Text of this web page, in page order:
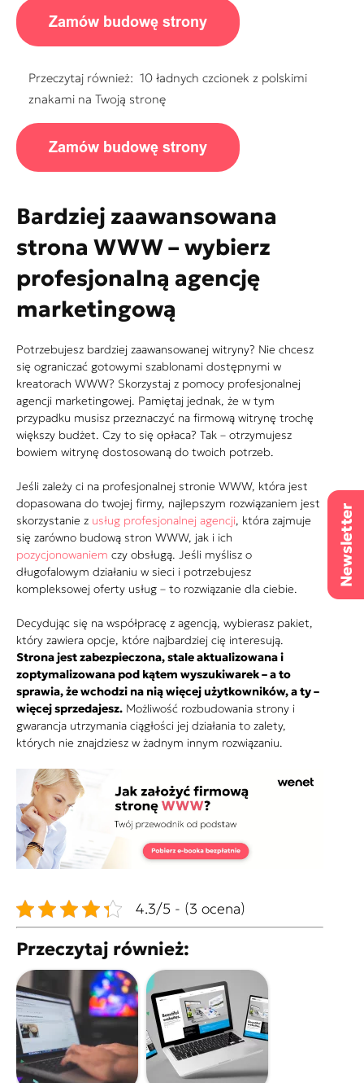
Przeczytaj również: 10 ładnych czcionek z polskimi
znakami na Twoją stronę
Bardziej zaawansowana
strona WWW – wybierz
profesjonalną agencję
marketingową
Potrzebujesz bardziej zaawansowanej witryny? Nie chcesz
się ograniczać gotowymi szablonami dostępnymi w
kreatorach WWW? Skorzystaj z pomocy profesjonalnej
agencji marketingowej. Pamiętaj jednak, że w tym
przypadku musisz przeznaczyć na firmową witrynę trochę
większy budżet. Czy to się opłaca? Tak – otrzymujesz
bowiem witrynę dostosowaną do twoich potrzeb.
Jeśli zależy ci na profesjonalnej stronie WWW, która jest
dopasowana do twojej firmy, najlepszym rozwiązaniem jest
skorzystanie z usług profesjonalnej agencji, która zajmuje
się zarówno budową stron WWW, jak i ich
pozycjonowaniem czy obsługą. Jeśli myślisz o
długofalowym działaniu w sieci i potrzebujesz
kompleksowej oferty usług – to rozwiązanie dla ciebie.
Decydując się na współpracę z agencją, wybierasz pakiet,
który zawiera opcje, które najbardziej cię interesują.
Strona jest zabezpieczona, stale aktualizowana i
zoptymalizowana pod kątem wyszukiwarek – a to
sprawia, że wchodzi na nią więcej użytkowników, a ty –
więcej sprzedajesz. Możliwość rozbudowania strony i
gwarancja utrzymania ciągłości jej działania to zalety,
których nie znajdziesz w żadnym innym rozwiązaniu.
4.3/5 - (3 ocena)
Przeczytaj również: